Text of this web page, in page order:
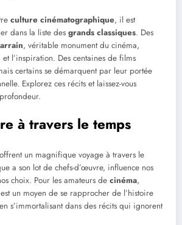
culture cinématographique, il est
dans la liste des grands classiques. Des
, véritable monument du cinéma,
et l’inspiration. Des centaines de films
certains se démarquent par leur portée
Explorez ces récits et laissez-vous
à travers le temps
un magnifique voyage à travers le
a son lot de chefs-d’œuvre, influence nos
choix. Pour les amateurs de cinéma,
un moyen de se rapprocher de l’histoire
s’immortalisant dans des récits qui ignorent